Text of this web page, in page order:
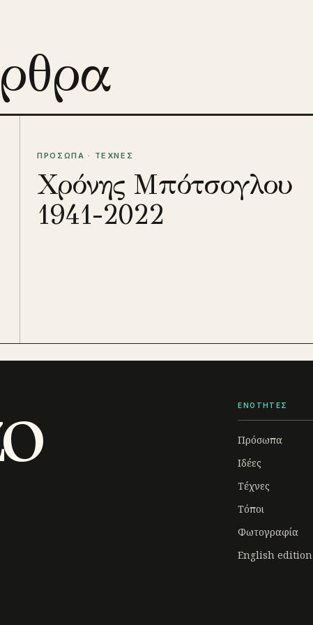
ΠΡΟΣΩΠΑ · ΤΕΧΝΕΣ
Χρόνης Μπότσογλου
1941-2022
ΕΝΟΤΗΤΕΣ
Πρόσωπα
Ιδέες
Τέχνες
Τόποι
Φωτογραφία
English edition